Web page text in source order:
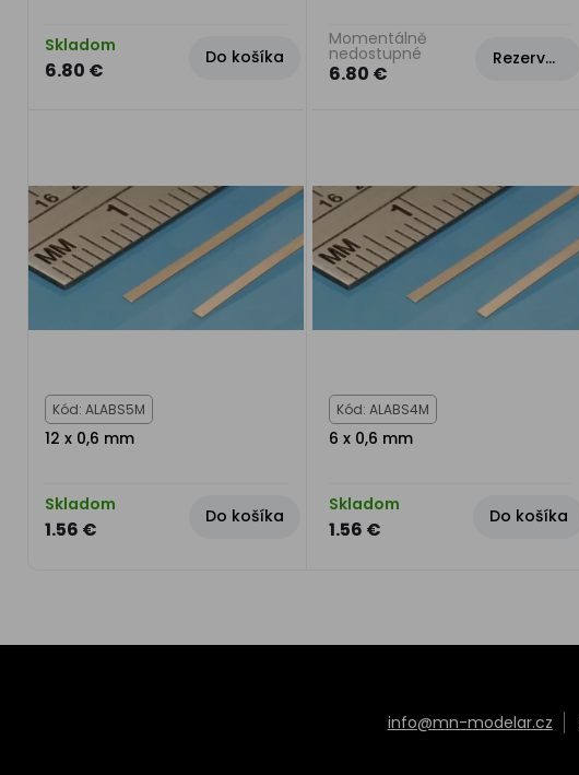
Skladom
6.80 €
Do košíka
Momentálně
nedostupné
6.80 €
Rezervovat
Kód: ALABS5M
12 x 0,6 mm
Skladom
1.56 €
Do košíka
Kód: ALABS4M
6 x 0,6 mm
Skladom
1.56 €
Do košíka
info@mn-modelar.cz